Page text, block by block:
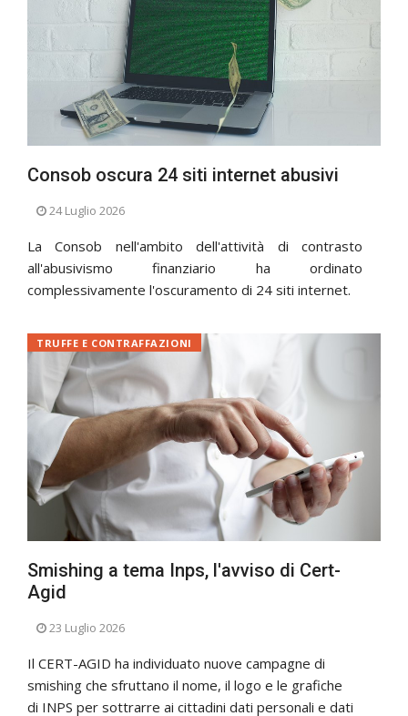
Consob oscura 24 siti internet abusivi
24 Luglio 2026
La Consob nell'ambito dell'attività di contrasto
all'abusivismo finanziario ha ordinato
complessivamente l'oscuramento di 24 siti internet.
Smishing a tema Inps, l'avviso di Cert-
Agid
TRUFFE E CONTRAFFAZIONI
23 Luglio 2026
Il CERT-AGID ha individuato nuove campagne di
smishing che sfruttano il nome, il logo e le grafiche
di INPS per sottrarre ai cittadini dati personali e dati